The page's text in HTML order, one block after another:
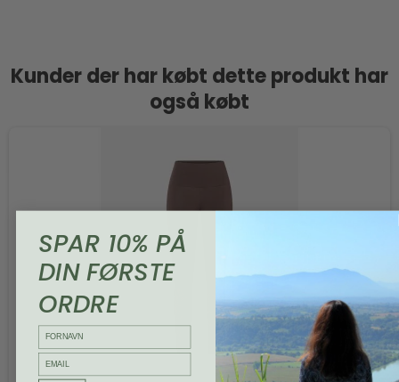
Kunder der har købt dette produkt har
også købt
SPAR 10% PÅ
DIN FØRSTE
ORDRE
email